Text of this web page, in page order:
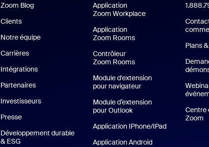
Zoom Blog
Clients
Notre équipe
Carrières
Intégrations
Partenaires
Investisseurs
Presse
Développement durable
& ESG Développement durable et critères ESG
Application
Zoom WorkplaceApplication Zoom
Application
Zoom RoomsApplication Zoom Rooms
Contrôleur
Zoom Rooms
Module d'extension
pour navigateur
Module d’extension
pour Outlook
Application IPhone/IPadAppli iPhone /
Application AndroidAppli Android
Plans
Centre
Zoom